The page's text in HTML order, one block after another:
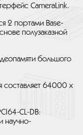
CameraLink.
2 портами Base-
полузаказной
большого
64000 х
CL-DB:
научно-